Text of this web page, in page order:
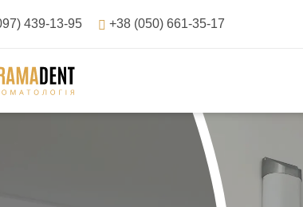
439-13-95 +38 (050) 661-35-17